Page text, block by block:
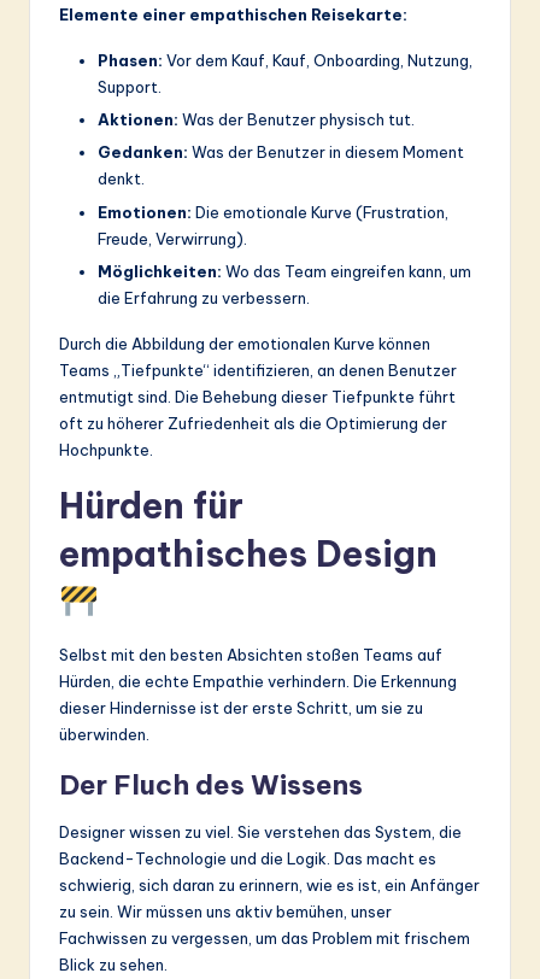
Elemente einer empathischen Reisekarte:
Phasen: Vor dem Kauf, Kauf, Onboarding, Nutzung,
Support.
Aktionen: Was der Benutzer physisch tut.
Gedanken: Was der Benutzer in diesem Moment
denkt.
Emotionen: Die emotionale Kurve (Frustration,
Freude, Verwirrung).
Möglichkeiten: Wo das Team eingreifen kann, um
die Erfahrung zu verbessern.
Durch die Abbildung der emotionalen Kurve können
Teams „Tiefpunkte“ identifizieren, an denen Benutzer
entmutigt sind. Die Behebung dieser Tiefpunkte führt
oft zu höherer Zufriedenheit als die Optimierung der
Hochpunkte.
Hürden für
empathisches Design
Selbst mit den besten Absichten stoßen Teams auf
Hürden, die echte Empathie verhindern. Die Erkennung
dieser Hindernisse ist der erste Schritt, um sie zu
überwinden.
Der Fluch des Wissens
Designer wissen zu viel. Sie verstehen das System, die
Backend-Technologie und die Logik. Das macht es
schwierig, sich daran zu erinnern, wie es ist, ein Anfänger
zu sein. Wir müssen uns aktiv bemühen, unser
Fachwissen zu vergessen, um das Problem mit frischem
Blick zu sehen.